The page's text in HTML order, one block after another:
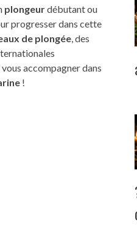
plongeurdébutant ou
progresser dans cette
de plongée , des
accompagner dans
!